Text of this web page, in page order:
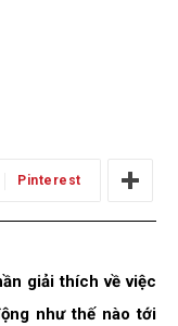
Pinterest
giải thích về việc
như thế nào tới